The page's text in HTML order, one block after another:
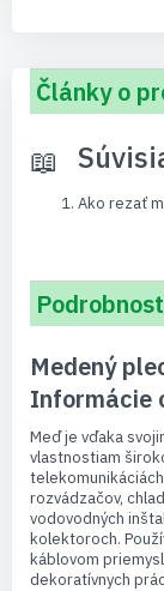
Články o
Ako rezať
Medený
Informácie
Meď je vďaka
vlastnostiam
rozvádzačov,
vodovodných
kolektoroch.
káblovom
dekoratívnych